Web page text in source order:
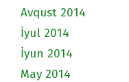
Avqust 2014
İyul 2014
İyun 2014
May 2014